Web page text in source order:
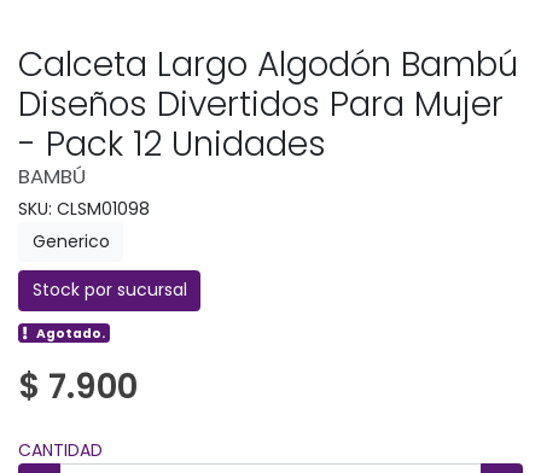
Calceta Largo Algodón Bambú
Diseños Divertidos Para Mujer
- Pack 12 Unidades
BAMBÚ
SKU: CLSM01098
Generico
Stock por sucursal
Agotado.
$ 7.900
CANTIDAD